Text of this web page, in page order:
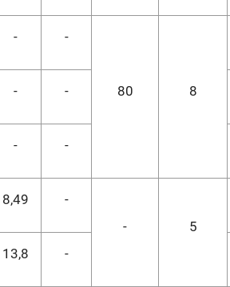
- -
80 8
- -
- -
8,49
-
-
5
13,8 -